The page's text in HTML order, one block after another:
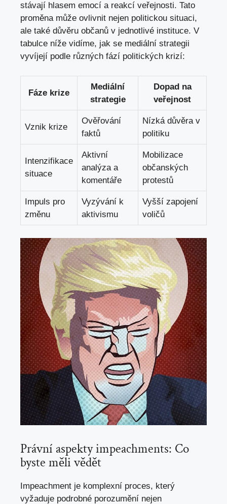
stávají hlasem emocí a reakcí veřejnosti. Tato
proměna může ovlivnit nejen politickou situaci,
ale také důvěru občanů v jednotlivé instituce. V
tabulce níže vidíme, jak se mediální strategii
vyvíjejí podle různých fází politických krizí:
Fáze krize
Mediální
strategie
Dopad na
veřejnost
Vznik krize
Ověřování
faktů
Nízká důvěra v
politiku
Intenzifikace
situace
Aktivní
analýza a
komentáře
Mobilizace
občanských
protestů
Impuls pro
změnu
Vyzývání k
aktivismu
Vyšší zapojení
voličů
Právní aspekty impeachments: Co
byste měli vědět
Impeachment je komplexní proces, který
vyžaduje podrobné porozumění nejen